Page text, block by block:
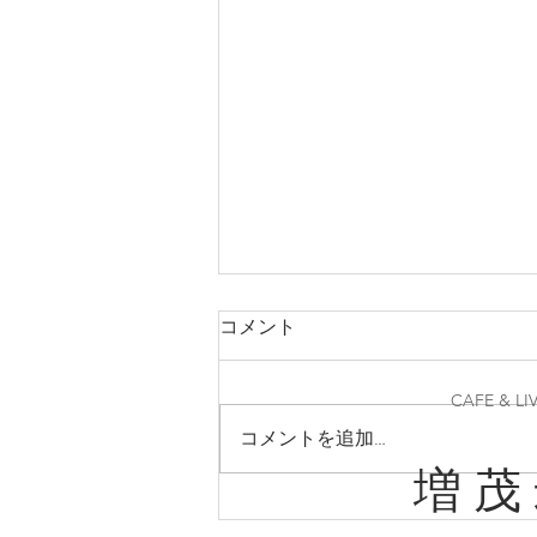
10/11(日)とちぎ野音Vol.4
コメント
コメントを追加…
CAFE &
増 茂